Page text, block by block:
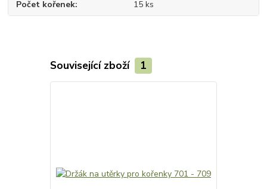
Počet kořenek 15 ks
Související zboží 1